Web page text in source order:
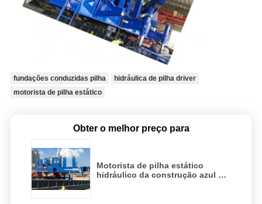
fundações conduzidas pilha
hidráulica de pilha driver
motorista de pilha estático
Obter o melhor preço para
Motorista de pilha estático
hidráulico da construção azul da